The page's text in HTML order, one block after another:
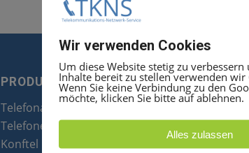
PRODUKTE
Telefonanlagen
Telefone
Konftel Konferenztelefone
Wir verwenden Cookies
Um diese Website stetig zu verbessern
Inhalte bereit zu stellen verwenden wir
Wenn Sie keine Verbindung zu den
möchte, klicken Sie bitte auf ablehnen.
Alles zulassen